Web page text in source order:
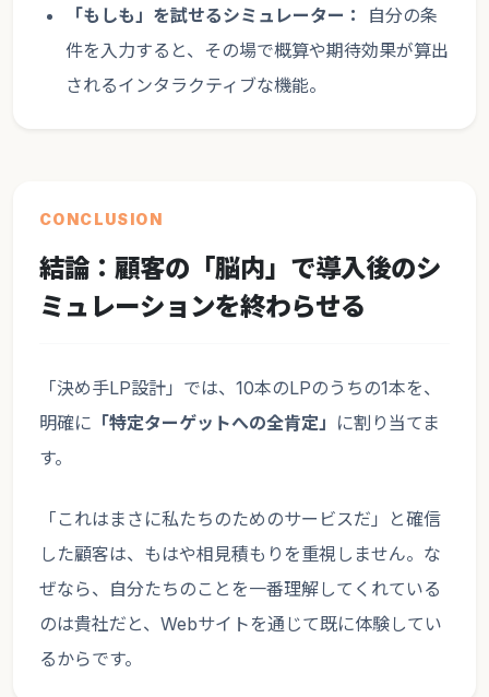
「もしも」を試せるシミュレーター：
自分の条
件を入力すると、その場で概算や期待効果が算出
されるインタラクティブな機能。
CONCLUSION
結論：顧客の「脳内」で導入後のシ
ミュレーションを終わらせる
「決め手LP設計」では、10本のLPのうちの1本を、
明確に 「特定ターゲットへの全肯定」 に割り当てま
す。
「これはまさに私たちのためのサービスだ」と確信
した顧客は、もはや相見積もりを重視しません。な
ぜなら、自分たちのことを一番理解してくれている
のは貴社だと、Webサイトを通じて既に体験してい
るからです。